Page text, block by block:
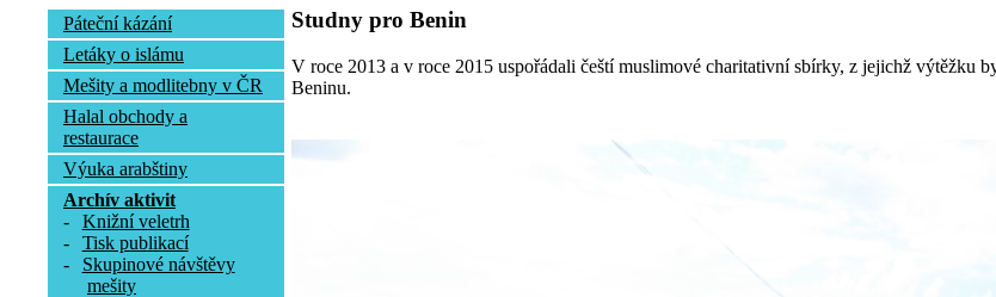
Páteční kázání
Letáky o islámu
Mešity a modlitebny v ČR
Halal obchody a
restaurace
Výuka arabštiny
Archív aktivit
-
Knižní veletrh
-
Tisk publikací
-
Skupinové návštěvy
mešity
Studny pro Benin
V roce 2013 a v roce 2015 uspořádali čeští muslimové charitativní sbírky, z jejichž výtěžku
Beninu.